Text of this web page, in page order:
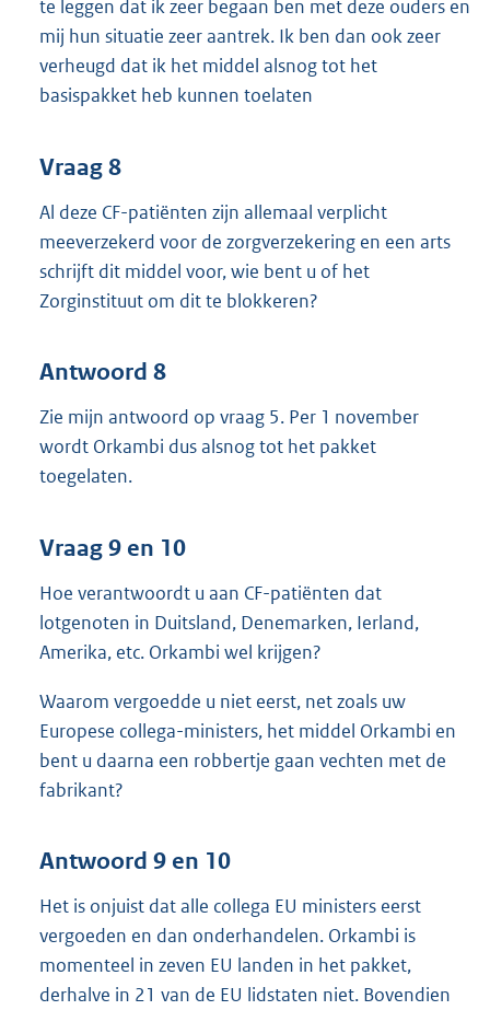
te leggen dat ik zeer begaan ben met deze ouders en
mij hun situatie zeer aantrek. Ik ben dan ook zeer
verheugd dat ik het middel alsnog tot het
basispakket heb kunnen toelaten
Vraag 8
Al deze CF-patiënten zijn allemaal verplicht
meeverzekerd voor de zorgverzekering en een arts
schrijft dit middel voor, wie bent u of het
Zorginstituut om dit te blokkeren?
Antwoord 8
Zie mijn antwoord op vraag 5. Per 1 november
wordt Orkambi dus alsnog tot het pakket
toegelaten.
Vraag 9 en 10
Hoe verantwoordt u aan CF-patiënten dat
lotgenoten in Duitsland, Denemarken, Ierland,
Amerika, etc. Orkambi wel krijgen?
Waarom vergoedde u niet eerst, net zoals uw
Europese collega-ministers, het middel Orkambi en
bent u daarna een robbertje gaan vechten met de
fabrikant?
Antwoord 9 en 10
Het is onjuist dat alle collega EU ministers eerst
vergoeden en dan onderhandelen. Orkambi is
momenteel in zeven EU landen in het pakket,
derhalve in 21 van de EU lidstaten niet. Bovendien